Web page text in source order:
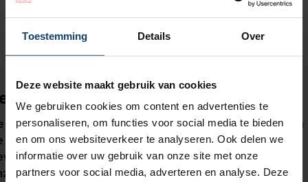
Toestemming Details Over
Deze website maakt gebruik van cookies
We gebruiken cookies om content en advertenties te
personaliseren, om functies voor social media te bieden
en om ons websiteverkeer te analyseren. Ook delen we
informatie over uw gebruik van onze site met onze
partners voor social media, adverteren en analyse. Deze
op
informatie op deze pagina is een verkorte weergave van
vergoedingen en is bedoeld om je een eerste indruk te
van de dekking. Je kunt alleen rechten ontlenen aan
polisvoorwaarden 2025 .